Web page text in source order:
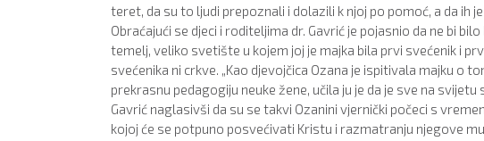
teret, da su to ljudi prepoznali i dolazili k njoj po pomoć, a da ih
Obraćajući se djeci i roditeljima dr. Gavrić je pojasnio da ne bi
temelj, veliko svetište u kojem joj je majka bila prvi svećenik i
svećenika ni crkve. „Kao djevojčica Ozana je ispitivala majku o
prekrasnu pedagogiju neuke žene, učila ju je da je sve na
Gavrić naglasivši da su se takvi Ozanini vjernički počeci s
kojoj će se potpuno posvećivati Kristu i razmatranju njegove